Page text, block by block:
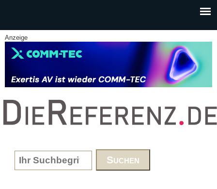
Anzeige
www.DieReferenz.de
Search form